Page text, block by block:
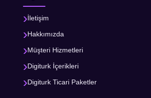
İletişim
Hakkımızda
Müşteri Hizmetleri
Digiturk İçerikleri
Digiturk Ticari Paketler